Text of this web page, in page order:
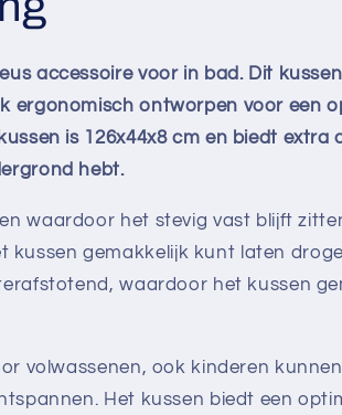
accessoire voor in bad. Dit
ergonomisch ontworpen voor een
is 126x44x8 cm en biedt
hebt.
waardoor het stevig vast blijft
kussen gemakkelijk kunt laten
waardoor het kussen
volwassenen, ook kinderen
Het kussen biedt een